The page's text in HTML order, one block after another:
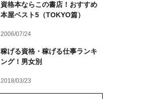
資格本ならこの書店！おすすめ
本屋ベスト5（TOKYO篇）
2006/07/24
稼げる資格・稼げる仕事ランキ
ング！男女別
2018/03/23